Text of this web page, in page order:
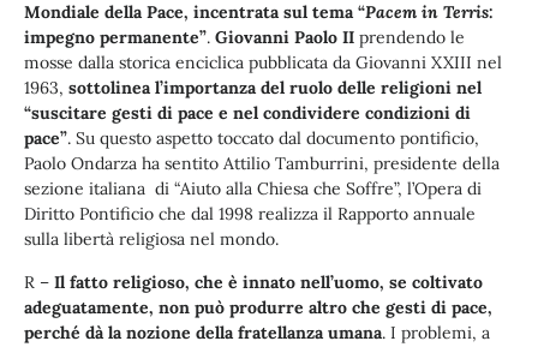
Mondiale della Pace, incentrata sul tema “Pacem in Terris:
impegno permanente”. Giovanni Paolo II prendendo le
mosse dalla storica enciclica pubblicata da Giovanni XXIII nel
1963, sottolinea l’importanza del ruolo delle religioni nel
“suscitare gesti di pace e nel condividere condizioni di
pace”. Su questo aspetto toccato dal documento pontificio,
Paolo Ondarza ha sentito Attilio Tamburrini, presidente della
sezione italiana di “Aiuto alla Chiesa che Soffre”, l’Opera di
Diritto Pontificio che dal 1998 realizza il Rapporto annuale
sulla libertà religiosa nel mondo.
R – Il fatto religioso, che è innato nell’uomo, se coltivato
adeguatamente, non può produrre altro che gesti di pace,
perché dà la nozione della fratellanza umana. I problemi, a